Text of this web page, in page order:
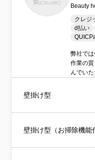
Beauty
クレジ
d払い
弊社では
作業の
んでい
壁掛け型
壁掛け型（お掃除機能